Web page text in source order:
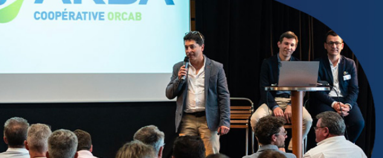
NOS ARTISANS ADHÉRENTS NOTRE APPROCHE
NOTRE AMBITION